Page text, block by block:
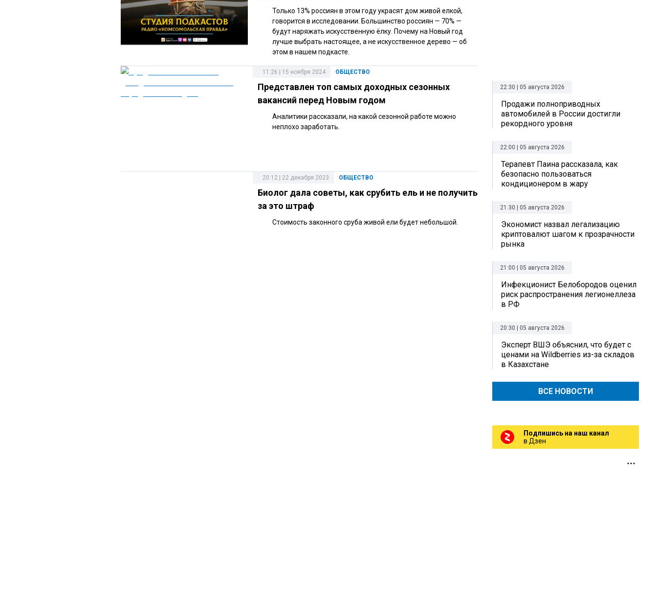
Только 13% россиян в этом году украсят дом живой елкой,
говорится в исследовании. Большинство россиян — 70% —
будут наряжать искусственную ёлку. Почему на Новый год
лучше выбрать настоящее, а не искусственное дерево — об
этом в нашем подкасте.
ОБЩЕСТВО
11:26 | 15 ноября 2024
Представлен топ самых доходных сезонных
вакансий перед Новым годом
Аналитики рассказали, на какой сезонной работе можно
неплохо заработать.
ОБЩЕСТВО
20:12 | 22 декабря 2023
Биолог дала советы, как срубить ель и не получить
за это штраф
Стоимость законного сруба живой ели будет небольшой.
22:30 | 05 августа 2026
Продажи полноприводных
автомобилей в России достигли
рекордного уровня
22:00 | 05 августа 2026
Терапевт Паина рассказала, как
безопасно пользоваться
кондиционером в жару
21:30 | 05 августа 2026
Экономист назвал легализацию
криптовалют шагом к прозрачности
рынка
21:00 | 05 августа 2026
Инфекционист Белобородов оценил
риск распространения легионеллеза
в РФ
20:30 | 05 августа 2026
Эксперт ВШЭ объяснил, что будет с
ценами на Wildberries из-за складов
в Казахстане
ВСЕ НОВОСТИ
Подпишись на наш канал
в Дзен